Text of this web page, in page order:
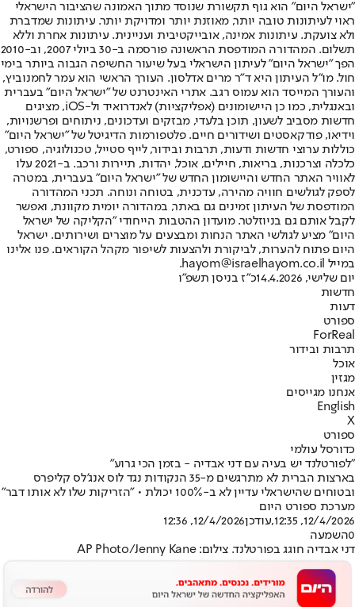
"ישראל היום" הוא גוף תקשורת שנוסד מתוך האמונה שהציבור הישראלי
ראוי לעיתונות טובה יותר, מאוזנת יותר ומדויקת יותר. עיתונות שמדברת
ולא צועקת. עיתונות אמינה, אובייקטיבית ועניינית. עיתונות אחרת וללא
תשלום. המהדורה המודפסת הראשונה פורסמה ב-30 ביולי 2007, וב-2010
הפך "ישראל היום" לעיתון הישראלי בעל שיעור החשיפה הגבוה ביותר בימי
חול. מו"ל העיתון היא ד"ר מרים אדלסון. העורך הראשי הוא עמר לחמנוביץ,
והעורך המייסד הוא עמוס רגב. אתרי האינטרנט של "ישראל היום" בעברית
ובאנגלית, כמו כן היישומונים (אפליקציות) לאנדרואיד ול-iOS, מציגים
חדשות מסביב לשעון, תוכן בלעדי, מבזקים ועדכונים, ניתוחים ופרשנויות,
וידיאו, פודקאסטים ושידורים חיים. פלטפורמות הדיגיטל של "ישראל היום"
כוללות ערוצי חדשות ודעות, תרבות ובידור, לייף סטייל, טכנולוגיה, ספורט,
כלכלה וצרכנות, בריאות, חיילים, אוכל, יהדות, תיירות ורכב. ב-2021 עלו
לאוויר האתר החדש והיישומון החדש של "ישראל היום" בעברית, במטרה
לספק לגולשים חוויה מהירה, עדכנית, בטוחה ונוחה. תכני המהדורה
המודפסת של העיתון זמינים גם באתר, במהדורה יומית מקוונת, ואפשר
לקבל אותם גם בניוזלטר. מועדון ההטבות הייחודי "הקליקה של ישראל
היום" מציע לגולשי האתר הנחות ומבצעים על מוצרים ושירותים. ישראל
היום פתוח להערות, לביקורת ולהצעות לשיפור מקהל הקוראים. פנו אלינו
במייל hayom@israelhayom.co.il.
יום שלישי, 14.4.2026
כ"ז בניסן תשפ"ו
חדשות
דעות
ספורט
ForReal
תרבות ובידור
אוכל
מגזין
אנחנו מגייסים
English
X
ספורט
כדורסל עולמי
"לפורטלנד יש בעיה עם דני אבדיה - בזמן הכי גרוע"
בארצות הברית לא מתרגשים מ-35 הנקודות נגד לוס אנג'לס קליפרס
ובטוחים שהישראלי עדיין לא ב-100% יכולת • "הזריקות שלו לא אותו דבר"
מערכת ספורט היום
12/4/2026, 12:35
,עודכן12/4/2026, 12:36
0השמעה
דני אבדיה חוגג בפורטלנד. צילום: AP Photo/Jenny Kane